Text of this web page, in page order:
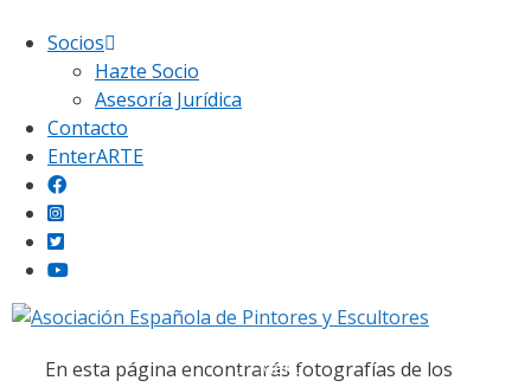
contenido
Socios
Hazte Socio
Asesoría Jurídica
Contacto
EnterARTE
Menú
En esta página encontrarás fotografías de los